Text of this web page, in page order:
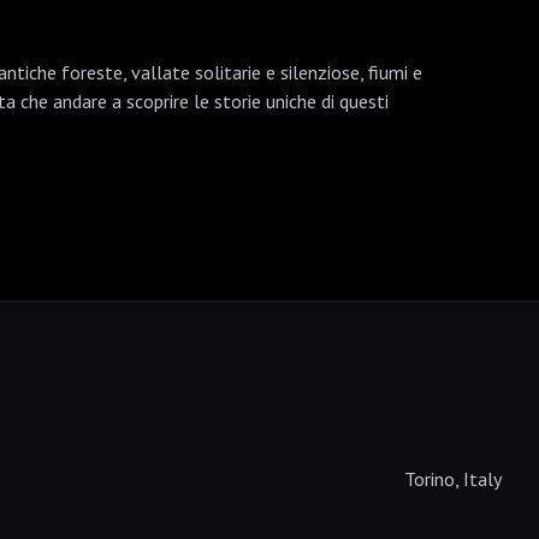
foreste, vallate solitarie e silenziose, fiumi e
andare a scoprire le storie uniche di questi
Torino, Italy